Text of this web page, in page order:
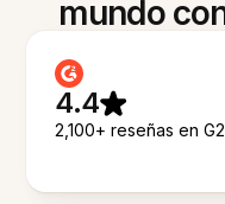
mundo
4.4
2,100+ reseñas en G2